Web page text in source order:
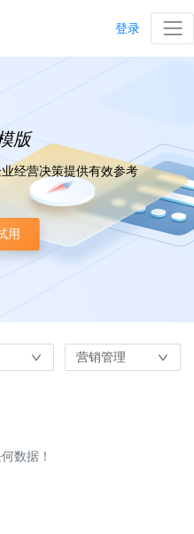
登录
版
经营决策提供有效参考
用
营销管理
数据！